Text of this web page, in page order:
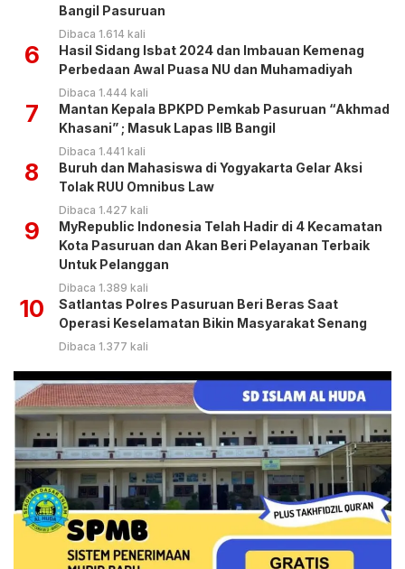
Bangil Pasuruan
Dibaca 1.614 kali
6
Hasil Sidang Isbat 2024 dan Imbauan Kemenag
Perbedaan Awal Puasa NU dan Muhamadiyah
Dibaca 1.444 kali
7
Mantan Kepala BPKPD Pemkab Pasuruan “Akhmad
Khasani” ; Masuk Lapas IIB Bangil
Dibaca 1.441 kali
8
Buruh dan Mahasiswa di Yogyakarta Gelar Aksi
Tolak RUU Omnibus Law
Dibaca 1.427 kali
9
MyRepublic Indonesia Telah Hadir di 4 Kecamatan
Kota Pasuruan dan Akan Beri Pelayanan Terbaik
Untuk Pelanggan
Dibaca 1.389 kali
10
Satlantas Polres Pasuruan Beri Beras Saat
Operasi Keselamatan Bikin Masyarakat Senang
Dibaca 1.377 kali